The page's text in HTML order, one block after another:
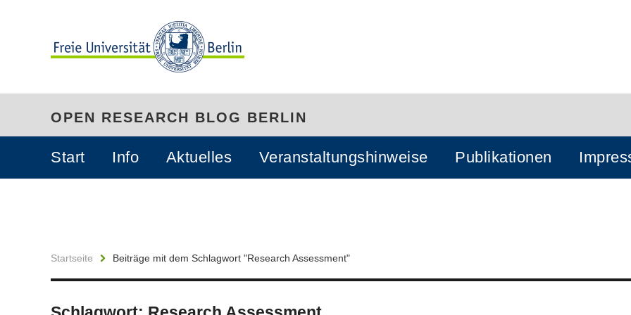
OPEN RESEARCH BLOG BERLIN
Start Info Aktuelles Veranstaltungshinweise Publikationen
Startseite Beiträge mit dem Schlagwort "Research Assessment"